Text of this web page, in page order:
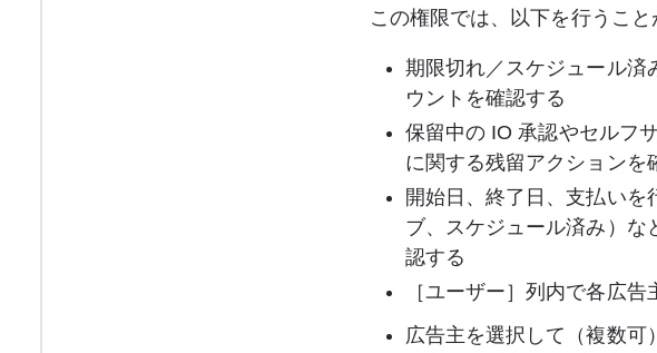
この権限では、以下を行うこと
期限切れ／スケジュール済
ウントを確認する
保留中の IO 承認やセルフ
に関する残留アクションを
開始日、終了日、支払いを
ブ、スケジュール済み）な
認する
［ユーザー］列内で各広
広告主を選択して（複数可